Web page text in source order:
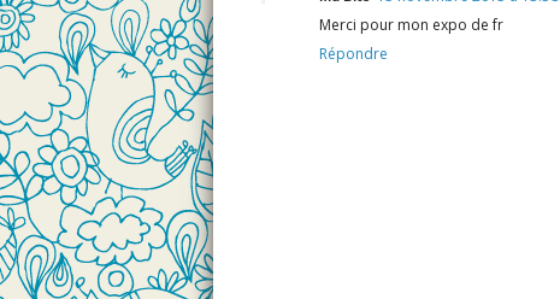
Merci pour mon expo de fr
Répondre